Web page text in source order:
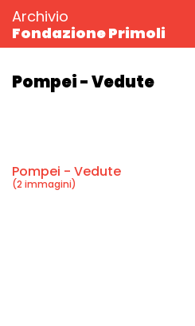
Archivio
Fondazione Primoli
Pompei - Vedute
Pompei - Vedute
(2 immagini)